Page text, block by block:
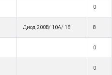
0
Диод 200В/ 10А/ 1В 8
0
0